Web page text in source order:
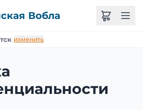
Вобла
изменить